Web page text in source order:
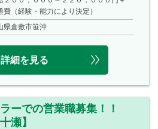
費（経験・能力により決定）
県倉敷市笹沖
詳細を見る
ーでの営業職募集！！
瀬】